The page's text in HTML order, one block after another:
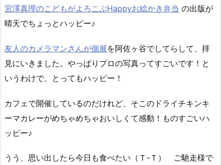
宮澤真理のこどもがよろこぶHappyお絵かき弁当 の出版が
晴天でちょっとハッピー♪
友人のカメラマンさんが個展を阿佐ヶ谷でしてらして、拝
見にいきました。やっぱりプロの写真ってすごいです！と
いうわけで、とってもハッピー！
カフェで開催しているのだけれど、そこのドライチキンキ
ーマカレーがめちゃめちゃおいしくて感動！ものすごいハ
ッピー♪
うう、思い出したら今日も食べたい（Ｔ-Ｔ） ご馳走様で